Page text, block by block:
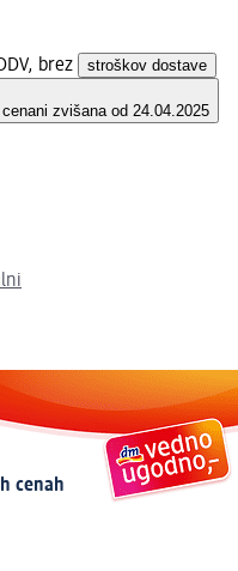
brez stroškov dostave
ni zvišana od 24.04.2025
cenah